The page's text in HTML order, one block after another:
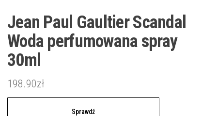
Jean Paul Gaultier Scandal
Woda perfumowana spray
30ml
198.90zł
Sprawdź